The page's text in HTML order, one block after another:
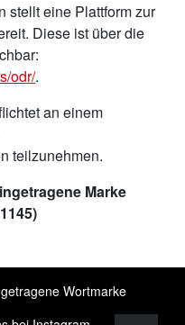
stellt eine Plattform zur
Diese ist über die
odr/.
an einem
teilzunehmen.
Marke
Wortmarke